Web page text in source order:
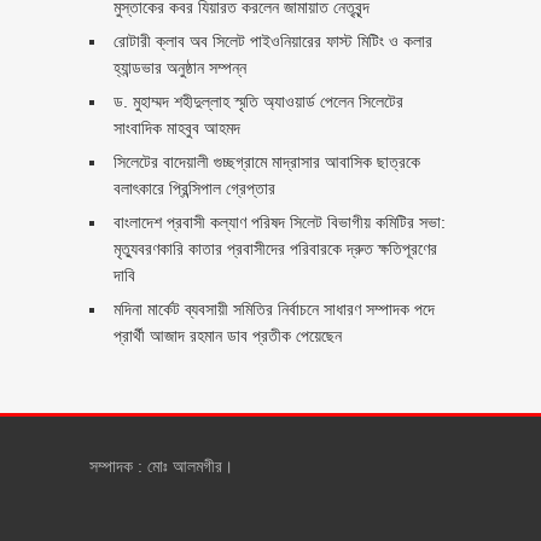
মুস্তাকের কবর যিয়ারত করলেন জামায়াত নেতৃবৃন্দ ‎
রোটারী ক্লাব অব সিলেট পাইওনিয়ারের ফাস্ট মিটিং ও কলার
হ্যান্ডভার অনুষ্ঠান সম্পন্ন
ড. মুহাম্মদ শহীদুল্লাহ স্মৃতি অ্যাওয়ার্ড পেলেন সিলেটের
সাংবাদিক মাহবুব আহমদ
সিলেটের বাদেয়ালী গুচ্ছগ্রামে মাদ্রাসার আবাসিক ছাত্রকে
বলাৎকারে প্রিন্সিপাল গ্রেপ্তার ‎
বাংলাদেশ প্রবাসী কল্যাণ পরিষদ সিলেট বিভাগীয় কমিটির সভা:
মৃত্যুবরণকারি কাতার প্রবাসীদের পরিবারকে দ্রুত ক্ষতিপূরণের
দাবি
মদিনা মার্কেট ব্যবসায়ী সমিতির নির্বাচনে সাধারণ সম্পাদক পদে
প্রার্থী আজাদ রহমান ডাব প্রতীক পেয়েছেন ‎
সম্পাদক : মোঃ আলমগীর।